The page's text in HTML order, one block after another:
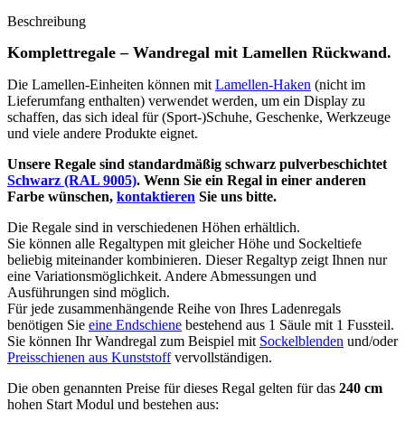
Beschreibung
Komplettregale – Wandregal mit Lamellen Rückwand.
Die Lamellen-Einheiten können mit Lamellen-Haken (nicht im
Lieferumfang enthalten) verwendet werden, um ein Display zu
schaffen, das sich ideal für (Sport-)Schuhe, Geschenke, Werkzeuge
und viele andere Produkte eignet.
Unsere Regale sind standardmäßig schwarz pulverbeschichtet
Schwarz (RAL 9005). Wenn Sie ein Regal in einer anderen
Farbe wünschen, kontaktieren Sie uns bitte.
Die Regale sind in verschiedenen Höhen erhältlich.
Sie können alle Regaltypen mit gleicher Höhe und Sockeltiefe
beliebig miteinander kombinieren. Dieser Regaltyp zeigt Ihnen nur
eine Variationsmöglichkeit. Andere Abmessungen und
Ausführungen sind möglich.
Für jede zusammenhängende Reihe von Ihres Ladenregals
benötigen Sie eine Endschiene bestehend aus 1 Säule mit 1 Fussteil.
Sie können Ihr Wandregal zum Beispiel mit Sockelblenden und/oder
Preisschienen aus Kunststoffvervollständigen.
Die oben genannten Preise für dieses Regal gelten für das 240 cm
hohen Start Modul und bestehen aus: